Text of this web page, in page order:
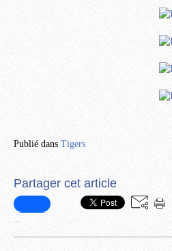
Publié dans Tigers
Partager cet article